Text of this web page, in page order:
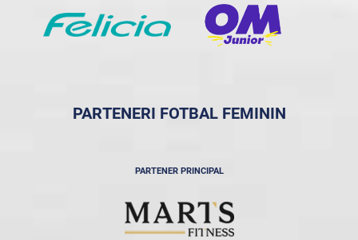
PARTENERI FOTBAL FEMININ
PARTENER PRINCIPAL